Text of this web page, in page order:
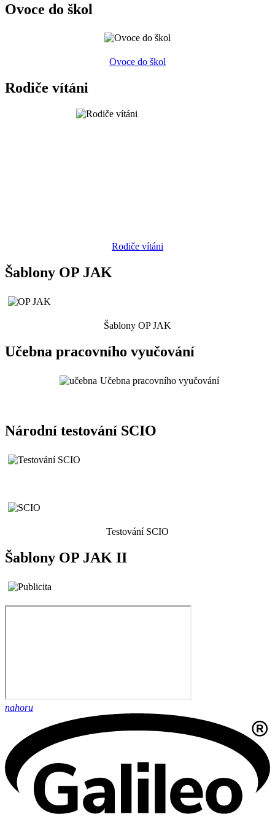
Ovoce do škol
Ovoce do škol
Rodiče vítáni
Rodiče vítáni
Šablony OP JAK
Šablony OP JAK
Učebna pracovního vyučování
Učebna pracovního vyučování
Národní testování SCIO
Testování SCIO
Šablony OP JAK II
nahoru